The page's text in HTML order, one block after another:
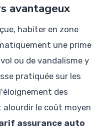
avantageux
habiter en zone
une prime
ou de vandalisme y
pratiquée sur les
des
alourdir le coût moyen
assurance auto